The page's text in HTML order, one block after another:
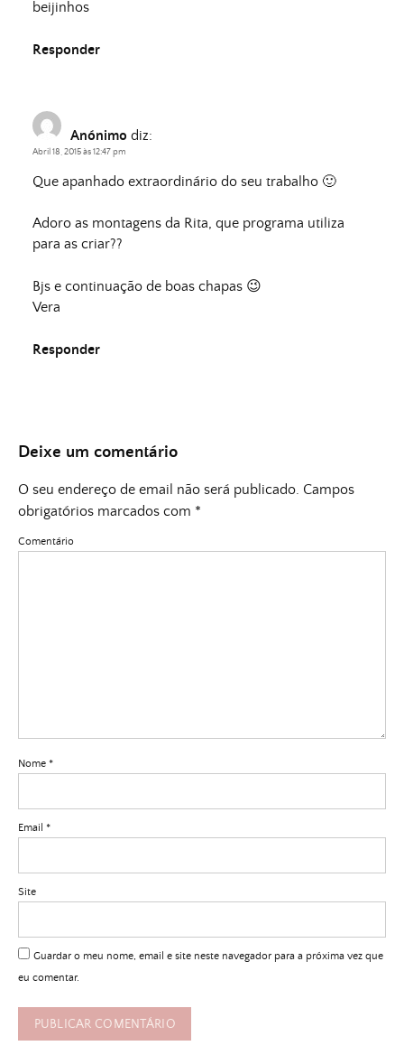
beijinhos
Responder
Anónimo diz:
Abril 18, 2015 às 12:47 pm
Que apanhado extraordinário do seu trabalho 🙂
Adoro as montagens da Rita, que programa utiliza
para as criar??
Bjs e continuação de boas chapas 😉
Vera
Responder
Deixe um comentário
O seu endereço de email não será publicado. Campos
obrigatórios marcados com *
Comentário
Nome *
Email *
Site
Guardar o meu nome, email e site neste navegador para a próxima vez que
eu comentar.